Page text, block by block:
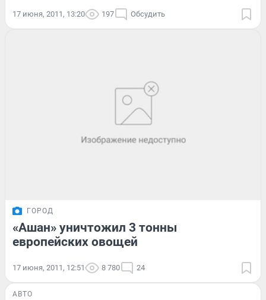
17 июня, 2011, 13:20 197 Обсудить
ГОРОД
«Ашан» уничтожил 3 тонны
европейских овощей
17 июня, 2011, 12:51 8 780 24
АВТО